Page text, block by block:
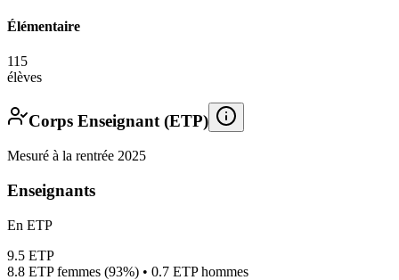
Élémentaire
115
élèves
Corps Enseignant (ETP)
Mesuré à la rentrée 2025
Enseignants
En ETP
9.5 ETP
8.8 ETP femmes (93%) • 0.7 ETP hommes